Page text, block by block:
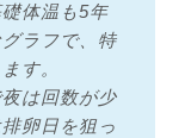
体温も5年
ラフで、特
す。
は回数が少
卵日を狙っ